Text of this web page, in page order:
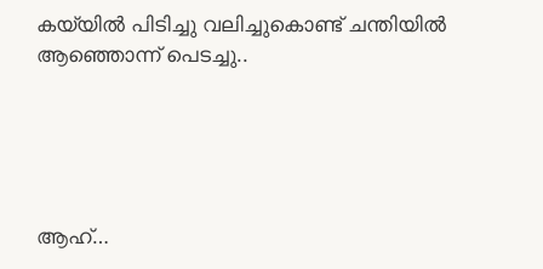
കയ്യിൽ പിടിച്ചു വലിച്ചുകൊണ്ട് ചന്തിയിൽ
ആഞ്ഞൊന്ന് പെടച്ചു..
ആഹ്…